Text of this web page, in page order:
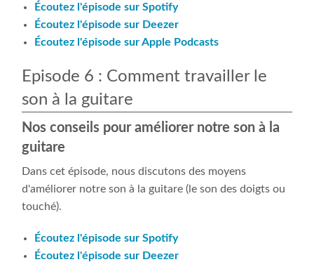
Écoutez l'épisode sur Spotify
Écoutez l'épisode sur Deezer
Écoutez l'épisode sur Apple Podcasts
Episode 6 : Comment travailler le
son à la guitare
Nos conseils pour améliorer notre son à la
guitare
Dans cet épisode, nous discutons des moyens
d'améliorer notre son à la guitare (le son des doigts ou
touché).
Écoutez l'épisode sur Spotify
Écoutez l'épisode sur Deezer